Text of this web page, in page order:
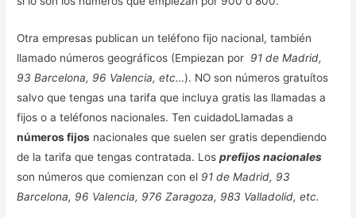
Otra empresas publican un teléfono fijo nacional, también
llamado números geográficos (Empiezan por 91 de Madrid,
93 Barcelona, 96 Valencia, etc…). NO son números gratuítos
salvo que tengas una tarifa que incluya gratis las llamadas a
fijos o a teléfonos nacionales. Ten cuidadoLlamadas a
números fijos nacionales que suelen ser gratis dependiendo
de la tarifa que tengas contratada. Losprefijos nacionales
son números que comienzan con el 91 de Madrid, 93
Barcelona, 96 Valencia, 976 Zaragoza, 983 Valladolid, etc.